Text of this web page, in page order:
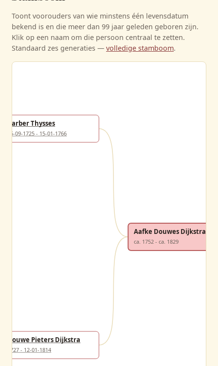
Toont voorouders van wie minstens één levensdatum
bekend is en die meer dan 99 jaar geleden geboren zijn.
Klik op een naam om die persoon centraal te zetten.
Standaard zes generaties — volledige stamboom.
Barber Thysses
25-09-1725 - 15-01-1766
Douwe Pieters Dijkstra
1727 - 12-01-1814
Aafke Douwes Dijkstra
ca. 1752 - ca. 1829